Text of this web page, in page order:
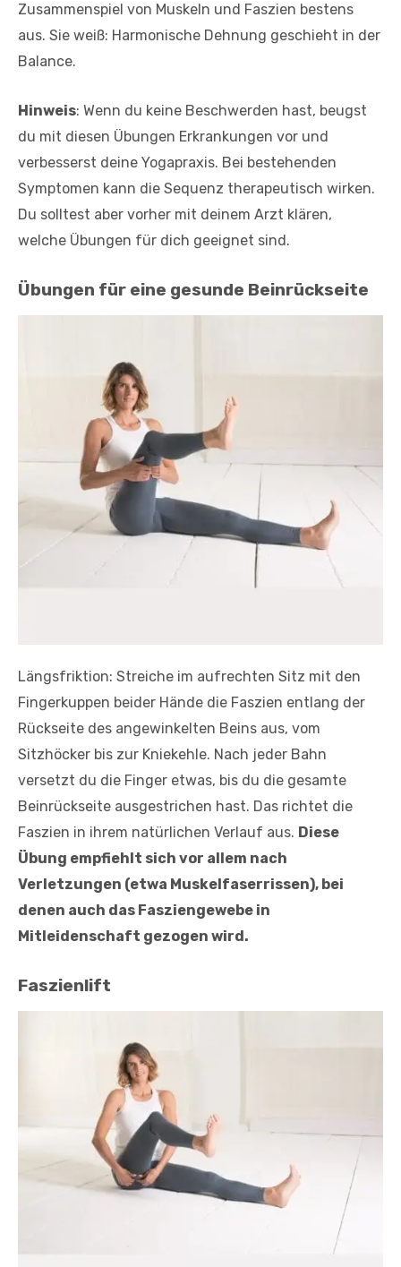
Zusammenspiel von Muskeln und Faszien bestens
aus. Sie weiß: Harmonische Dehnung geschieht in der
Balance.
Hinweis: Wenn du keine Beschwerden hast, beugst
du mit diesen Übungen Erkrankungen vor und
verbesserst deine Yogapraxis. Bei bestehenden
Symptomen kann die Sequenz therapeutisch wirken.
Du solltest aber vorher mit deinem Arzt klären,
welche Übungen für dich geeignet sind.
Übungen für eine gesunde Beinrückseite
Längsfriktion: Streiche im aufrechten Sitz mit den
Fingerkuppen beider Hände die Faszien entlang der
Rückseite des angewinkelten Beins aus, vom
Sitzhöcker bis zur Kniekehle. Nach jeder Bahn
versetzt du die Finger etwas, bis du die gesamte
Beinrückseite ausgestrichen hast. Das richtet die
Faszien in ihrem natürlichen Verlauf aus. Diese
Übung empfiehlt sich vor allem nach
Verletzungen (etwa Muskelfaserrissen), bei
denen auch das Fasziengewebe in
Mitleidenschaft gezogen wird.
Faszienlift